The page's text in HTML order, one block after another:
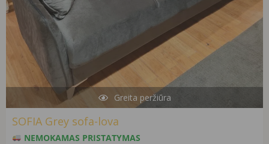
Greita peržiūra
SOFIA Grey sofa-lova
NEMOKAMAS PRISTATYMAS